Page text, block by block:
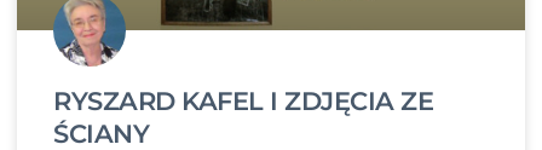
RYSZARD KAFEL I ZDJĘCIA ZE
ŚCIANY